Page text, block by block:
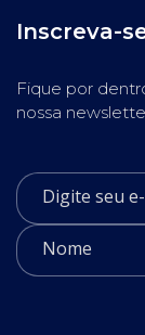
Inscreva-
Fique por
nossa